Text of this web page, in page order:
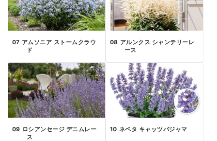
アムソニア ストームクラウ
ド
アルンクス シャンテリーレ
ース
ロシアンセージ デニムレー
ス
ネペタ キャッツパジャマ